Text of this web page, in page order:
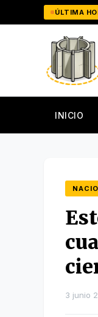
al
ÚLTIMA
INICIO
3 junio